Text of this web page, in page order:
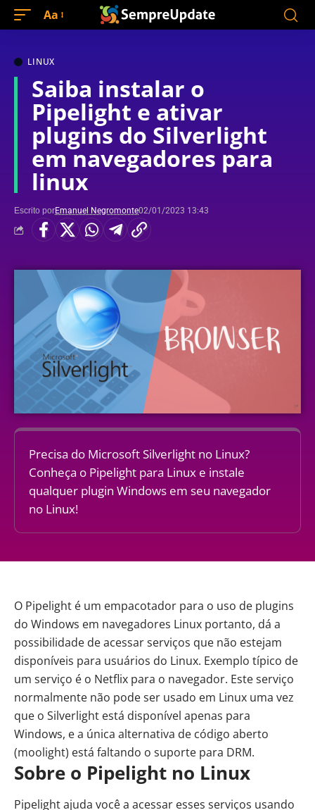
Aa
LINUX
Saiba instalar o
Pipelight e ativar
plugins do Silverlight
em navegadores para
linux
Escrito porEmanuel Negromonte02/01/2023 13:43
Precisa do Microsoft Silverlight no Linux?
Conheça o Pipelight para Linux e instale
qualquer plugin Windows em seu navegador
no Linux!
O Pipelight é um empacotador para o uso de plugins
do Windows em navegadores Linux portanto, dá a
possibilidade de acessar serviços que não estejam
disponíveis para usuários do Linux. Exemplo típico de
um serviço é o Netflix para o navegador. Este serviço
normalmente não pode ser usado em Linux uma vez
que o Silverlight está disponível apenas para
Windows, e a única alternativa de código aberto
(moolight) está faltando o suporte para DRM.
Sobre o Pipelight no Linux
Pipelight ajuda você a acessar esses serviços usando